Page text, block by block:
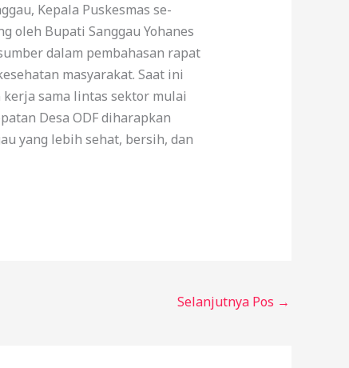
Kepala Puskesmas se-
oleh Bupati Sanggau Yohanes
dalam pembahasan rapat
masyarakat. Saat ini
kerja sama lintas sektor mulai
Desa ODF diharapkan
yang lebih sehat, bersih, dan
Selanjutnya Pos →